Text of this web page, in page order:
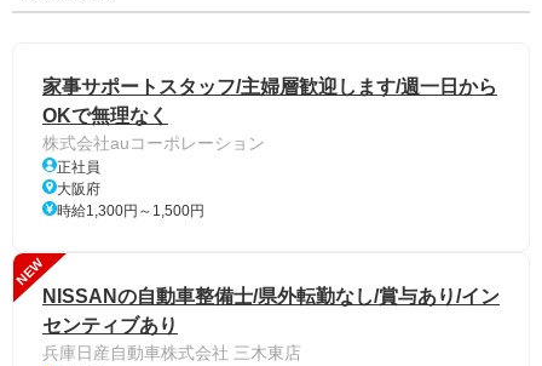
家事サポートスタッフ/主婦層歓迎します/週一日から
OKで無理なく
株式会社auコーポレーション
正社員
大阪府
時給1,300円～1,500円
NEW
NISSANの自動車整備士/県外転勤なし/賞与あり/イン
センティブあり
兵庫日産自動車株式会社 三木東店